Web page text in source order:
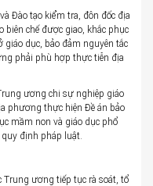
Đào tạo kiểm tra, đôn đốc địa
chế được giao, khắc phục
giáo dục, bảo đảm nguyên tắc
phải phù hợp thực tiễn địa
ương chi sự nghiệp giáo
phương thực hiện Đề án bảo
mầm non và giáo dục phổ
định pháp luật.
ương tiếp tục rà soát, tổ